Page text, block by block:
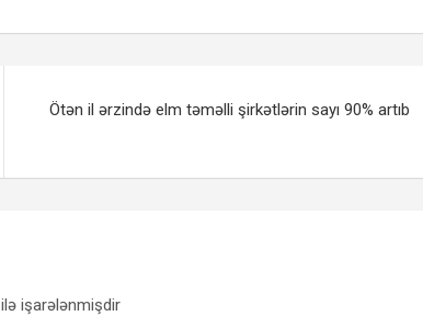
Ötən il ərzində elm təməlli şirkətlərin sayı 90% artıb
ilə işarələnmişdir